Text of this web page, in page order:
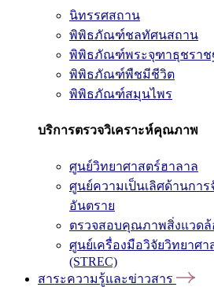
นิทรรศสถาน
พิพิธภัณฑ์ชลทัศนสถาน
พิพิธภัณฑ์พระจุฑาธุชราช
พิพิธภัณฑ์พืชมีชีวิต
พิพิธภัณฑ์สมุนไพร
บริการตรวจวิเคราะห์คุณภาพ
ศูนย์วิทยาศาสตร์ฮาลาล
ศูนย์ความเป็นเลิศด้านการ
อันตราย
ตรวจสอบคุณภาพสิ่งแวดล้
ศูนย์เครื่องมือวิจัยวิทยาศ
(STREC)
สาระความรู้และข่าวสาร